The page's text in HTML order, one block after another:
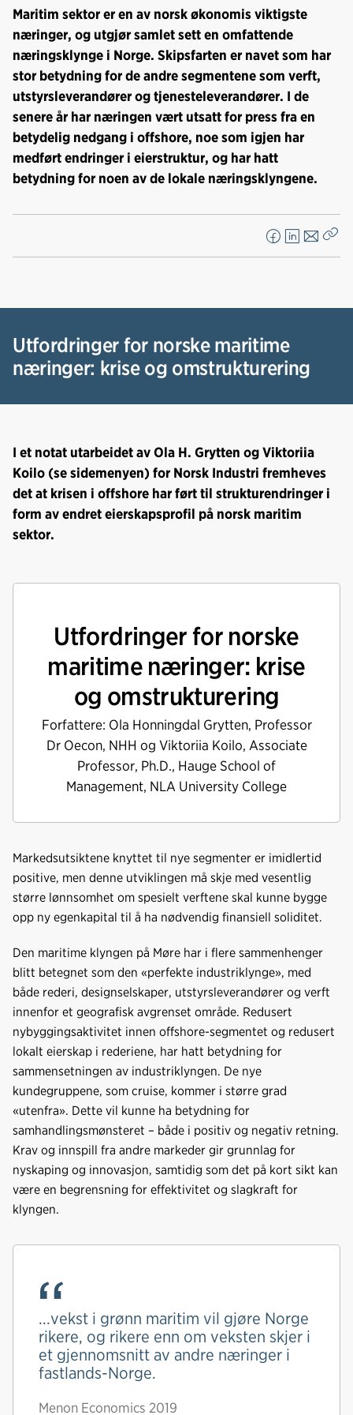
Nedlastinger
Maritim sektor er en av norsk økonomis viktigste
næringer, og utgjør samlet sett en omfattende
næringsklynge i Norge. Skipsfarten er navet som har
stor betydning for de andre segmentene som verft,
utstyrsleverandører og tjenesteleverandører. I de
senere år har næringen vært utsatt for press fra en
betydelig nedgang i offshore, noe som igjen har
medført endringer i eierstruktur, og har hatt
betydning for noen av de lokale næringsklyngene.
F
a
o
o
k
L
i
d
I
n
E
-
Utfordringer for norske maritime
næringer: krise og omstrukturering
I et notat utarbeidet av Ola H. Grytten og Viktoriia
Koilo (se sidemenyen) for Norsk Industri fremheves
det at krisen i offshore har ført til strukturendringer i
form av endret eierskapsprofil på norsk maritim
sektor.
Utfordringer for norske
maritime næringer: krise
og omstrukturering
Forfattere: Ola Honningdal Grytten, Professor
Dr Oecon, NHH og Viktoriia Koilo, Associate
Professor, Ph.D., Hauge School of
Management, NLA University College
Markedsutsiktene knyttet til nye segmenter er imidlertid
positive, men denne utviklingen må skje med vesentlig
større lønnsomhet om spesielt verftene skal kunne bygge
opp ny egenkapital til å ha nødvendig finansiell soliditet.
Den maritime klyngen på Møre har i flere sammenhenger
blitt betegnet som den «perfekte industriklynge», med
både rederi, designselskaper, utstyrsleverandører og verft
innenfor et geografisk avgrenset område. Redusert
nybyggingsaktivitet innen offshore-segmentet og redusert
lokalt eierskap i rederiene, har hatt betydning for
sammensetningen av industriklyngen. De nye
kundegruppene, som cruise, kommer i større grad
«utenfra». Dette vil kunne ha betydning for
samhandlingsmønsteret – både i positiv og negativ retning.
Krav og innspill fra andre markeder gir grunnlag for
nyskaping og innovasjon, samtidig som det på kort sikt kan
være en begrensning for effektivitet og slagkraft for
klyngen.
...vekst i grønn maritim vil gjøre Norge
rikere, og rikere enn om veksten skjer i
et gjennomsnitt av andre næringer i
fastlands-Norge.
Menon Economics 2019